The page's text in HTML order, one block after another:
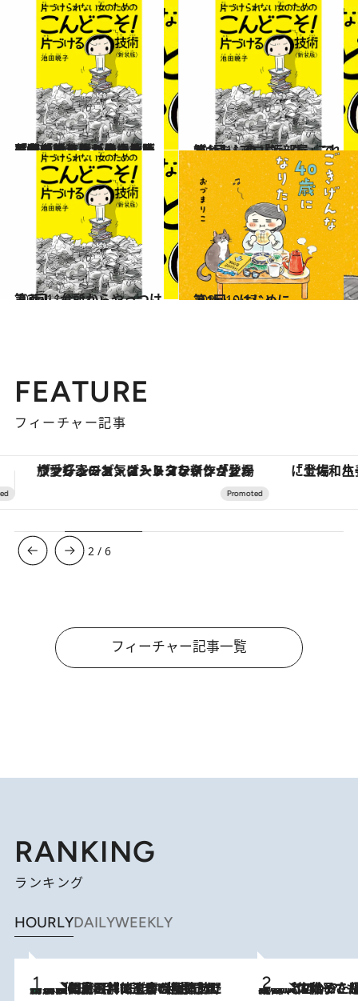
2025.11.6
【著者インタビューを読む】「こんまり」より「断捨離」より先に発売され、大ヒットした片づけ本の新装版が登場！ 著者が語る片づけの極意とは？
カルチャー 2025.11.6
第1回 プロローグ これがわたしの「汚部屋」です
ファッション
2025.11.6
第3回 台所からやっつけよう！
ファッション 2025.10.17
第1回 はじめに
ファッション
FEATURE
フィーチャー記事
「土佐和ハーブかき氷」がOMO7高知に登場！生姜、山椒、大葉など目にも舌にも涼を呼ぶ郷土の味 【夏限定ディナーコース】旬を
3 /6
フィーチャー記事一覧
RANKING
ランキング
HOURLYDAILYWEEKLY
2026.8.8
「最後に見られてよかった」上野動物園の東園パンダ舎が解体前に特別公開。8月16日まで延長されたパネル展と共に辿る“半世紀”のパンダ飼育《解体工事の図面あり》 2026.8.5
【阿川佐和子さんの年とる力】なぜ70代で始めた趣味は“こんなに楽しい”のか？ ピアノ、俳句…スランプに陥っても続けられる“ある秘訣”とは